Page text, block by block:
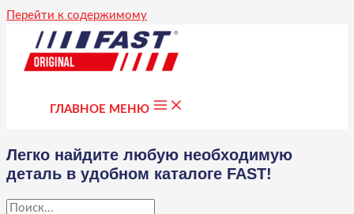
Перейти к содержимому
ГЛАВНОЕ МЕНЮ
Легко найдите любую необходимую
деталь в удобном каталоге FAST!